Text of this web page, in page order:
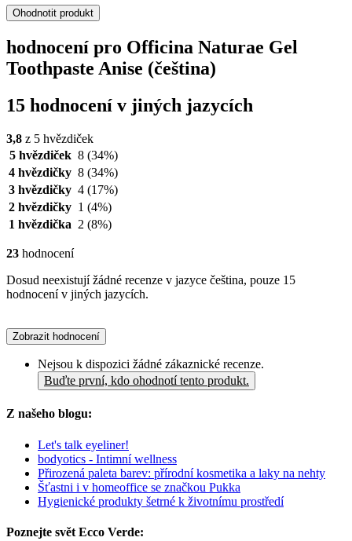
Ohodnotit produkt
hodnocení pro Officina Naturae Gel
Toothpaste Anise (čeština)
15 hodnocení v jiných jazycích
3,8 z 5 hvězdiček
5 hvězdiček 8 (34%)
4 hvězdičky 8 (34%)
3 hvězdičky 4 (17%)
2 hvězdičky 1 (4%)
1 hvězdička 2 (8%)
23 hodnocení
Dosud neexistují žádné recenze v jazyce čeština, pouze 15
hodnocení v jiných jazycích.
Zobrazit hodnocení
Nejsou k dispozici žádné zákaznické recenze.
Buďte první, kdo ohodnotí tento produkt.
Z našeho blogu:
Let's talk eyeliner!
bodyotics - Intimní wellness
Přirozená paleta barev: přírodní kosmetika a laky na nehty
Šťastni i v homeoffice se značkou Pukka
Hygienické produkty šetrné k životnímu prostředí
Poznejte svět Ecco Verde: